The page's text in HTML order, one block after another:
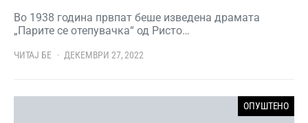
Во 1938 година првпат беше изведена драмата
„Парите се отепувачка“ од Ристо…
ЧИТАЈ БЕ ДЕКЕМВРИ 27, 2022
ОПУШТЕНО